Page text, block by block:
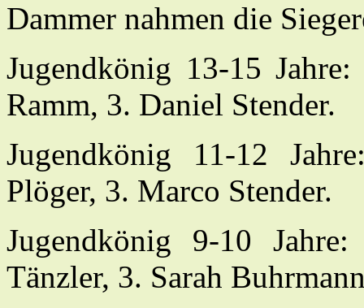
Dammer nahmen die
Jugendkönig 13-15
Ramm, 3. Daniel Stender.
Jugendkönig 11-12
Plöger, 3. Marco Stender.
Jugendkönig 9-10
Tänzler, 3. Sarah